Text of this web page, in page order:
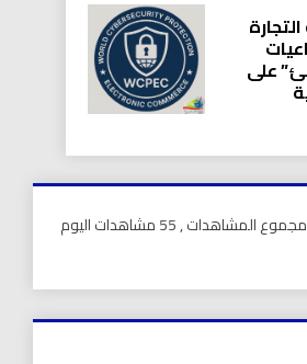
على
, 55 مشاهدات اليوم